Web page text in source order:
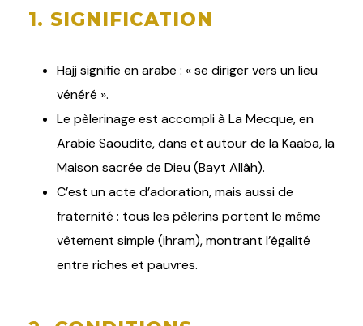
1. SIGNIFICATION
Hajj signifie en arabe : « se diriger vers un lieu
vénéré ».
Le pèlerinage est accompli à La Mecque, en
Arabie Saoudite, dans et autour de la Kaaba, la
Maison sacrée de Dieu (Bayt Allâh).
C’est un acte d’adoration, mais aussi de
fraternité : tous les pèlerins portent le même
vêtement simple (ihram), montrant l’égalité
entre riches et pauvres.